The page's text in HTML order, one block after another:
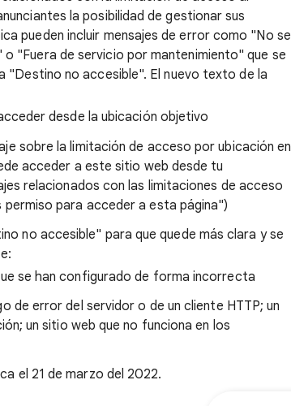
la posibilidad de gestionar sus
pueden incluir mensajes de error como "No se
"Fuera de servicio por mantenimiento" que se
"Destino no accesible". El nuevo texto de la
desde la ubicación objetivo
sobre la limitación de acceso por ubicación en
acceder a este sitio web desde tu
relacionados con las limitaciones de acceso
para acceder a esta página")
no accesible" para que quede más clara y se
se han configurado de forma incorrecta
de error del servidor o de un cliente HTTP; un
un sitio web que no funciona en los
el 21 de marzo del 2022.